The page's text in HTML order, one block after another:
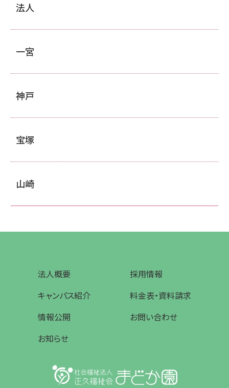
法人
一宮
神戸
宝塚
山崎
法人概要
キャンパス紹介
情報公開
お知らせ
採用情報
料金表・資料請求
お問い合わせ